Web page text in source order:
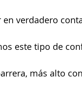
verdadero
este tipo de
más alto